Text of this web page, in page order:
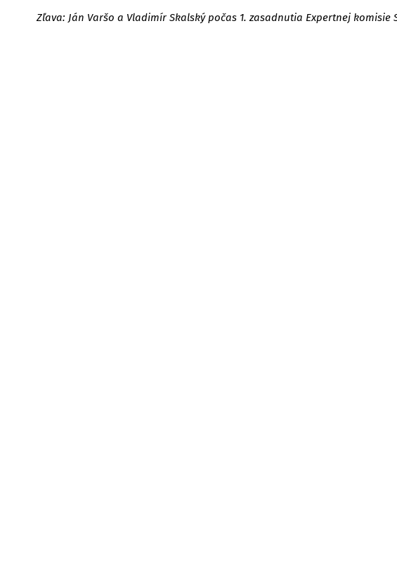
Zľava: Ján Varšo a Vladimír Skalský počas 1. zasadnutia Expertnej